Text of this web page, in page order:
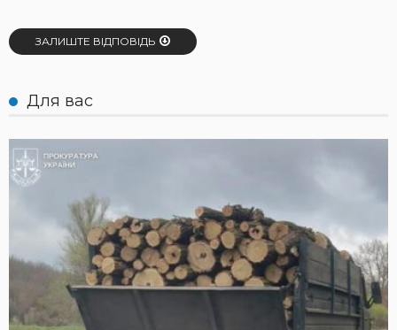
ЗАЛИШТЕ ВІДПОВІДЬ
Для вас